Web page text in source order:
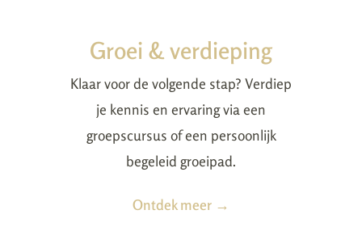
Groei & verdieping
Klaar voor de volgende stap? Verdiep
je kennis en ervaring via een
groepscursus of een persoonlijk
begeleid groeipad.
Ontdek meer →